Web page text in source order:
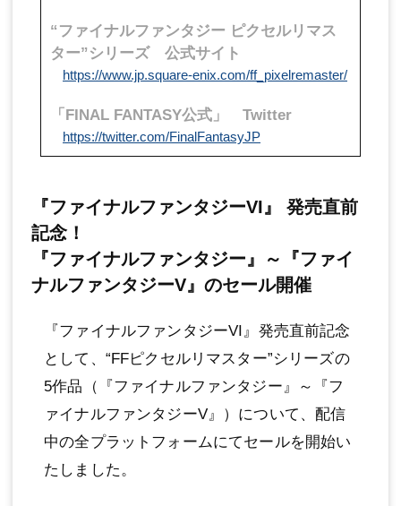
“ファイナルファンタジー ピクセルリマス
ター”シリーズ 公式サイト
https://www.jp.square-enix.com/ff_pixelremaster/
「FINAL FANTASY公式」 Twitter
https://twitter.com/FinalFantasyJP
『ファイナルファンタジーVI』 発売直前
記念！
『ファイナルファンタジー』～『ファイ
ナルファンタジーV』のセール開催
『ファイナルファンタジーVI』発売直前記念
として、“FFピクセルリマスター”シリーズの
5作品（『ファイナルファンタジー』～『フ
ァイナルファンタジーV』）について、配信
中の全プラットフォームにてセールを開始い
たしました。